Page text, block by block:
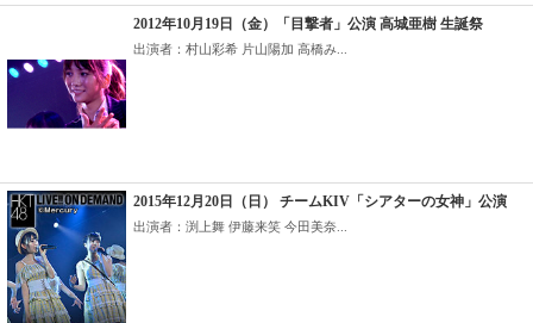
2012年10月19日（金）「目撃者」公演 高城亜樹 生誕祭
出演者：村山彩希 片山陽加 高橋み...
2015年12月20日（日） チームKIV「シアターの女神」公演
出演者：渕上舞 伊藤来笑 今田美奈...